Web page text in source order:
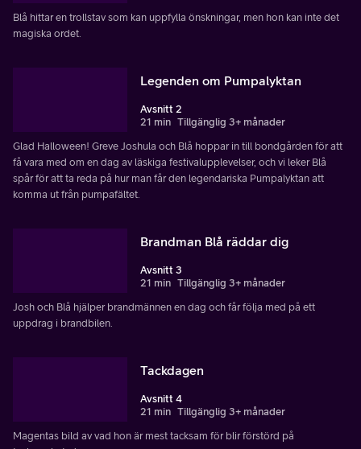
Blå hittar en trollstav som kan uppfylla önskningar, men hon kan inte det
magiska ordet.
Legenden om Pumpalyktan
Avsnitt 2
21 min Tillgänglig 3+ månader
Glad Halloween! Greve Joshula och Blå hoppar in till bondgården för att
få vara med om en dag av läskiga festivalupplevelser, och vi leker Blå
spår för att ta reda på hur man får den legendariska Pumpalyktan att
komma ut från pumpafältet.
Brandman Blå räddar dig
Avsnitt 3
21 min Tillgänglig 3+ månader
Josh och Blå hjälper brandmännen en dag och får följa med på ett
uppdrag i brandbilen.
Tackdagen
Avsnitt 4
21 min Tillgänglig 3+ månader
Magentas bild av vad hon är mest tacksam för blir förstörd på